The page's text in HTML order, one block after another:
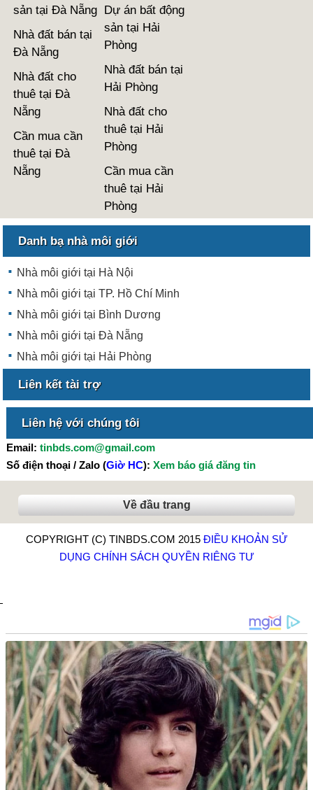
sản tại Đà Nẵng
Nhà đất bán tại
Đà Nẵng
Nhà đất cho
thuê tại Đà
Nẵng
Cần mua cần
thuê tại Đà
Nẵng
Dự án bất động
sản tại Hải
Phòng
Nhà đất bán tại
Hải Phòng
Nhà đất cho
thuê tại Hải
Phòng
Cần mua cần
thuê tại Hải
Phòng
Danh bạ nhà môi giới
Nhà môi giới tại Hà Nội
Nhà môi giới tại TP. Hồ Chí Minh
Nhà môi giới tại Bình Dương
Nhà môi giới tại Đà Nẵng
Nhà môi giới tại Hải Phòng
Liên kết tài trợ
Liên hệ với chúng tôi
Email: tinbds.com@gmail.com
Số điện thoại / Zalo (Giờ HC): Xem báo giá đăng tin
Về đầu trang
COPYRIGHT (C) TINBDS.COM 2015 ĐIỀU KHOẢN SỬ
DỤNG CHÍNH SÁCH QUYỀN RIÊNG TƯ